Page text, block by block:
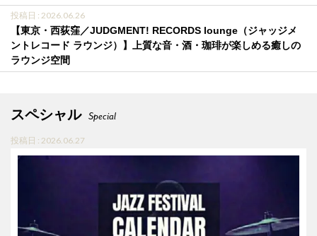
投稿日 : 2026.06.26
【東京・西荻窪／JUDGMENT! RECORDS lounge（ジャッジメ
ントレコード ラウンジ）】上質な音・酒・珈琲が楽しめる癒しの
ラウンジ空間
スペシャル Special
投稿日 : 2026.06.27